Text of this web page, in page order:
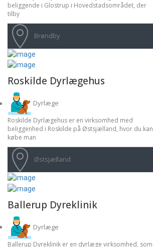
beliggende i Glostrup i Hovedstadsområdet, der
tilby
Brøndby
Roskilde Dyrlægehus
Dyrlæge
Roskilde Dyrlægehus er en virksomhed med
beliggenhed i Roskilde på Østsjælland, hvor du kan
købe man
Østsjælland
Ballerup Dyreklinik
Dyrlæge
Ballerup Dyreklinik er en dyrlæge virksomhed, som